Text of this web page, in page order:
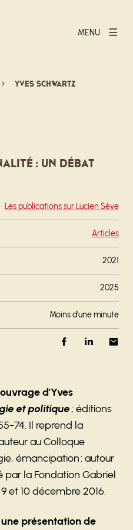
MENU
Yves Schwartz
: un débat
Les publications sur Lucien Sève
Articles
2021
2025
moins d'une minute
d'Yves
et politique; éditions
74. Il reprend la
au Colloque
émancipation : autour
par la Fondation Gabriel
et 10 décembre 2016.
présentation de